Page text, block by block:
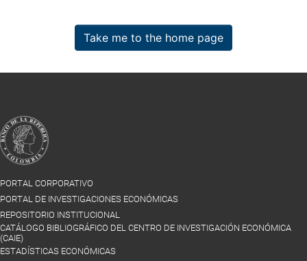
Take me to the home page
PORTAL CORPORATIVO
PORTAL DE INVESTIGACIONES ECONÓMICAS
REPOSITORIO INSTITUCIONAL
CATÁLOGO BIBLIOGRÁFICO DEL CENTRO DE INVESTIGACIÓN ECONÓMICA
(CAIE)
ESTADÍSTICAS ECONÓMICAS